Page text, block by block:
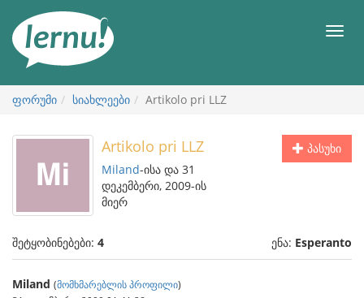
ნახვა
მენიუ
ფორუმი სიახლეები Artikolo pri LLZ
პასუხი
Artikolo pri LLZ
Miland-ისა და 31
დეკემბერი, 2009-ის
მიერ
შეტყობინებები: 4 ენა: Esperanto
Miland (მომხმარებლის პროფილი)